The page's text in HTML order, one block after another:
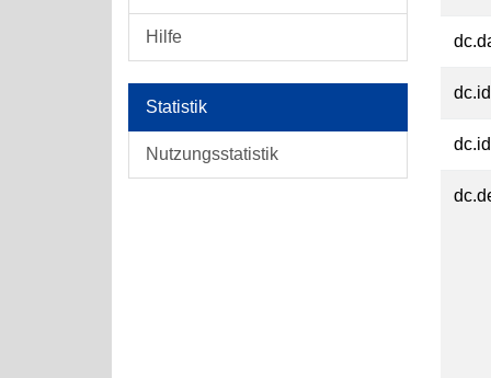
Hilfe
Statistik
Nutzungsstatistik